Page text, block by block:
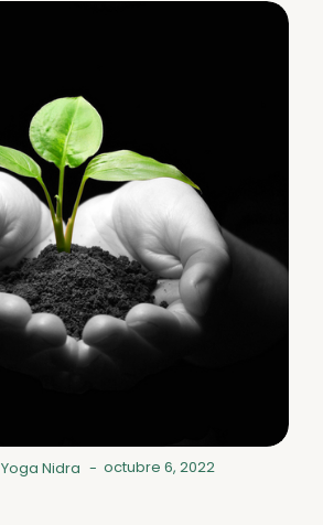
Yoga Nidra - octubre 6, 2022